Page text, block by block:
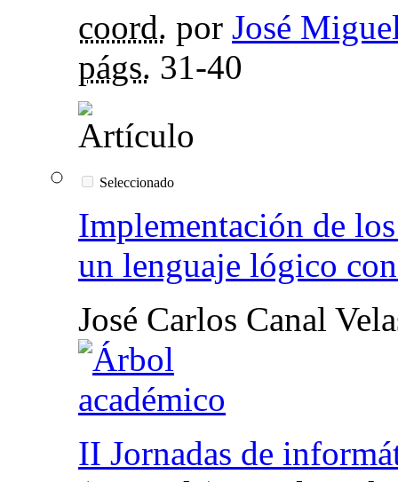
coord. por José
págs. 31-40
Seleccionado
Implementación de
un lenguaje lógico
José Carlos Canal
II Jornadas de